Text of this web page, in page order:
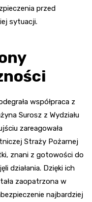
przed
sytuacji.
współpraca z
Surosz z Wydziału
zareagowała
Straży Pożarnej
znani z gotowości do
działania. Dzięki ich
zaopatrzona w
najbardziej